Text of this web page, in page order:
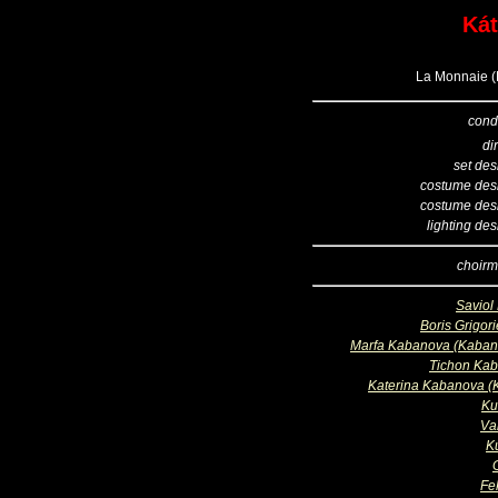
La Monnaie
set
costume
costume
lighting
Saviol
Boris
Marfa Kabanova
Tichon
Katerina Kabanova